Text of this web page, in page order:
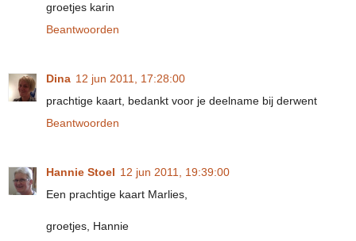
groetjes karin
Beantwoorden
Dina 12 jun 2011, 17:28:00
prachtige kaart, bedankt voor je deelname bij derwent
Beantwoorden
Hannie Stoel 12 jun 2011, 19:39:00
Een prachtige kaart Marlies,
groetjes, Hannie